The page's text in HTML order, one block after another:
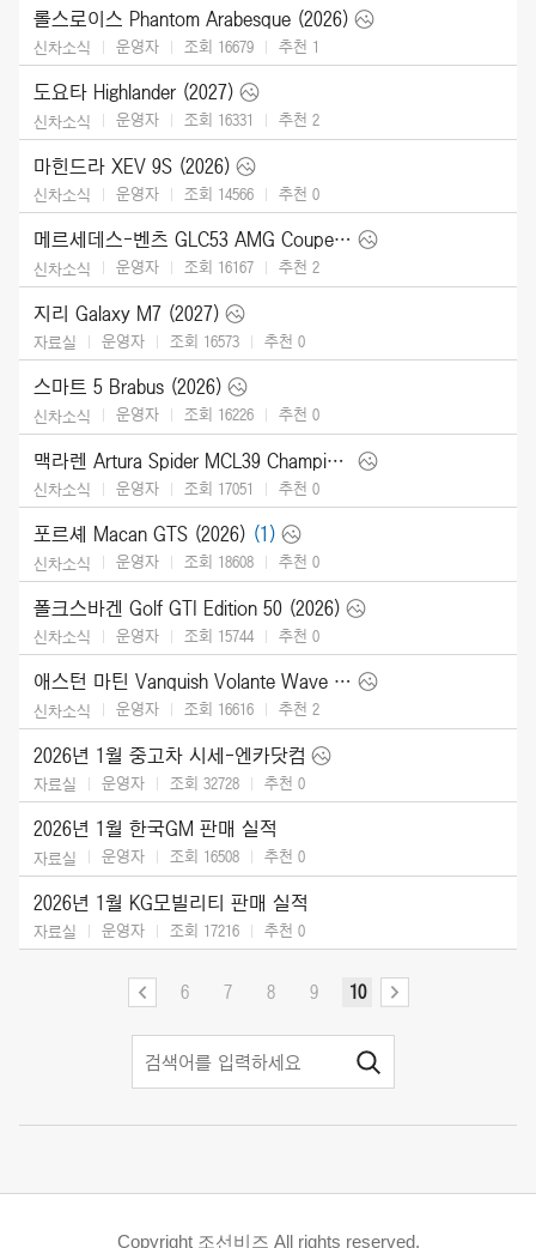
롤스로이스 Phantom Arabesque (2026)
신차소식 운영자 조회 16679 추천 1
도요타 Highlander (2027)
신차소식 운영자 조회 16331 추천 2
마힌드라 XEV 9S (2026)
신차소식 운영자 조회 14566 추천 0
메르세데스-벤츠 GLC53 AMG Coupe (2027)
신차소식 운영자 조회 16167 추천 2
지리 Galaxy M7 (2027)
자료실 운영자 조회 16573 추천 0
스마트 5 Brabus (2026)
신차소식 운영자 조회 16226 추천 0
맥라렌 Artura Spider MCL39 Championship Edition (2026)
신차소식 운영자 조회 17051 추천 0
포르셰 Macan GTS (2026) (1)
신차소식 운영자 조회 18608 추천 0
폴크스바겐 Golf GTI Edition 50 (2026)
신차소식 운영자 조회 15744 추천 0
애스턴 마틴 Vanquish Volante Wave Edition (2026)
신차소식 운영자 조회 16616 추천 2
2026년 1월 중고차 시세-엔카닷컴
자료실 운영자 조회 32728 추천 0
2026년 1월 한국GM 판매 실적
자료실 운영자 조회 16508 추천 0
2026년 1월 KG모빌리티 판매 실적
자료실 운영자 조회 17216 추천 0
6 7 8 9 10
Copyright 조선비즈 All rights reserved.